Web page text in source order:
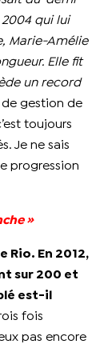
qui lui
Marie-Amélie
Elle fit
un record
de gestion de
toujours
Je ne sais
progression
»
Rio. En 2012,
sur 200 et
est-il
fois
pas encore